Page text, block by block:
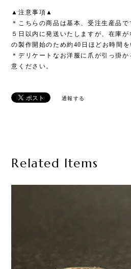
▲注意事項▲
＊こちらの商品は基本、受注生産品
５日以内に発送いたしますが、在庫
の製作開始のため約40日ほどお時間を
＊デリケートなお洋服に爪が引っ掛
意ください。
通報する
Related Items